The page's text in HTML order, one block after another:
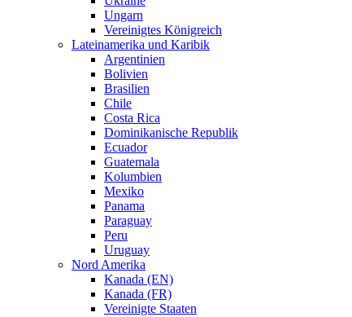
Ungarn
Vereinigtes Königreich
Lateinamerika und Karibik
Argentinien
Bolivien
Brasilien
Chile
Costa Rica
Dominikanische Republik
Ecuador
Guatemala
Kolumbien
Mexiko
Panama
Paraguay
Peru
Uruguay
Nord Amerika
Kanada (EN)
Kanada (FR)
Vereinigte Staaten